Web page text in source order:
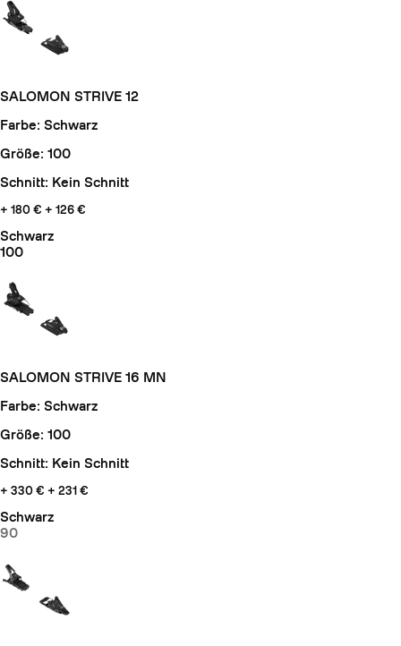
SALOMON STRIVE 12
Farbe: Schwarz
Größe: 100
Schnitt: Kein Schnitt
+ 180 € + 126 €
Schwarz
100
SALOMON STRIVE 16 MN
Farbe: Schwarz
Größe: 100
Schnitt: Kein Schnitt
+ 330 € + 231 €
Schwarz
90